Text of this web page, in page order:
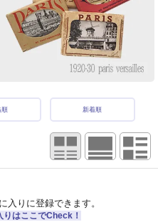
順 新着順
入りに登録できます。
はここでCheck！